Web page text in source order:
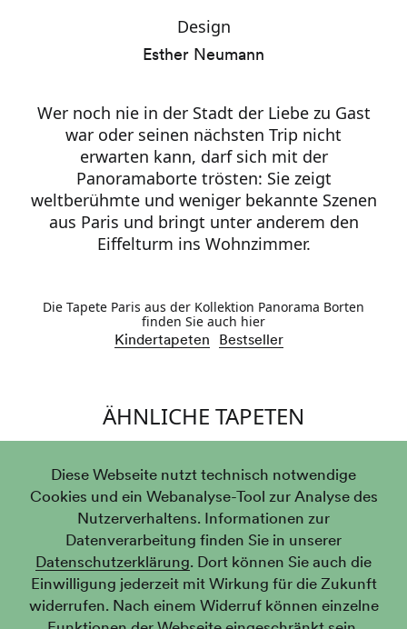
Design
Esther Neumann
Wer noch nie in der Stadt der Liebe zu Gast
war oder seinen nächsten Trip nicht
erwarten kann, darf sich mit der
Panoramaborte trösten: Sie zeigt
weltberühmte und weniger bekannte Szenen
aus Paris und bringt unter anderem den
Eiffelturm ins Wohnzimmer.
Die Tapete Paris aus der Kollektion Panorama Borten
finden Sie auch hier
Kindertapeten
Bestseller
ÄHNLICHE TAPETEN
Diese Webseite nutzt technisch notwendige
Cookies und ein Webanalyse-Tool zur Analyse des
Nutzerverhaltens. Informationen zur
Datenverarbeitung finden Sie in unserer
Datenschutzerklärung. Dort können Sie auch die
Einwilligung jederzeit mit Wirkung für die Zukunft
widerrufen. Nach einem Widerruf können einzelne